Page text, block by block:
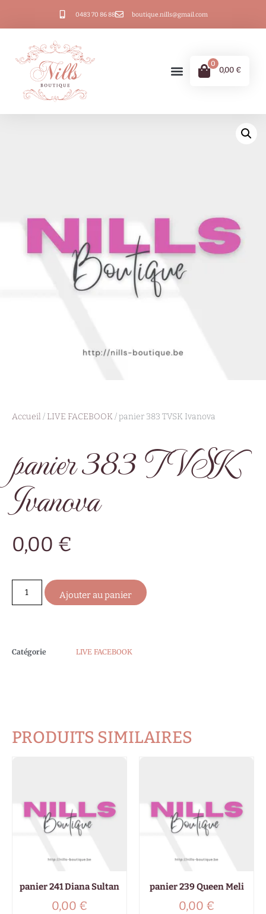
0483 70 86 88 boutique.nills@gmail.com
0
0,00 €
Accueil/ LIVE FACEBOOK/ panier 383 TVSK Ivanova
panier 383 TVSK
Ivanova
0,00 €
Ajouter au panier
Catégorie LIVE FACEBOOK
PRODUITS SIMILAIRES
panier 241 Diana Sultan
0,00 €
panier 239 Queen Meli
0,00 €